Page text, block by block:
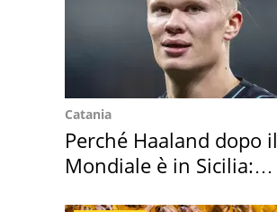
Catania
Perché Haaland dopo il
Mondiale è in Sicilia: